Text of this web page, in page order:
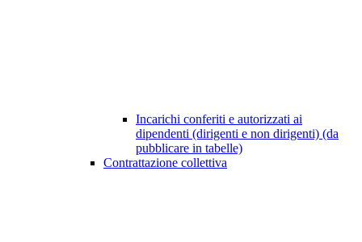
Incarichi conferiti e autorizzati ai
dipendenti (dirigenti e non dirigenti) (da
pubblicare in tabelle)
Contrattazione collettiva